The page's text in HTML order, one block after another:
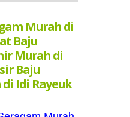
Murah di
Baju
Murah di
Baju
Idi Rayeuk